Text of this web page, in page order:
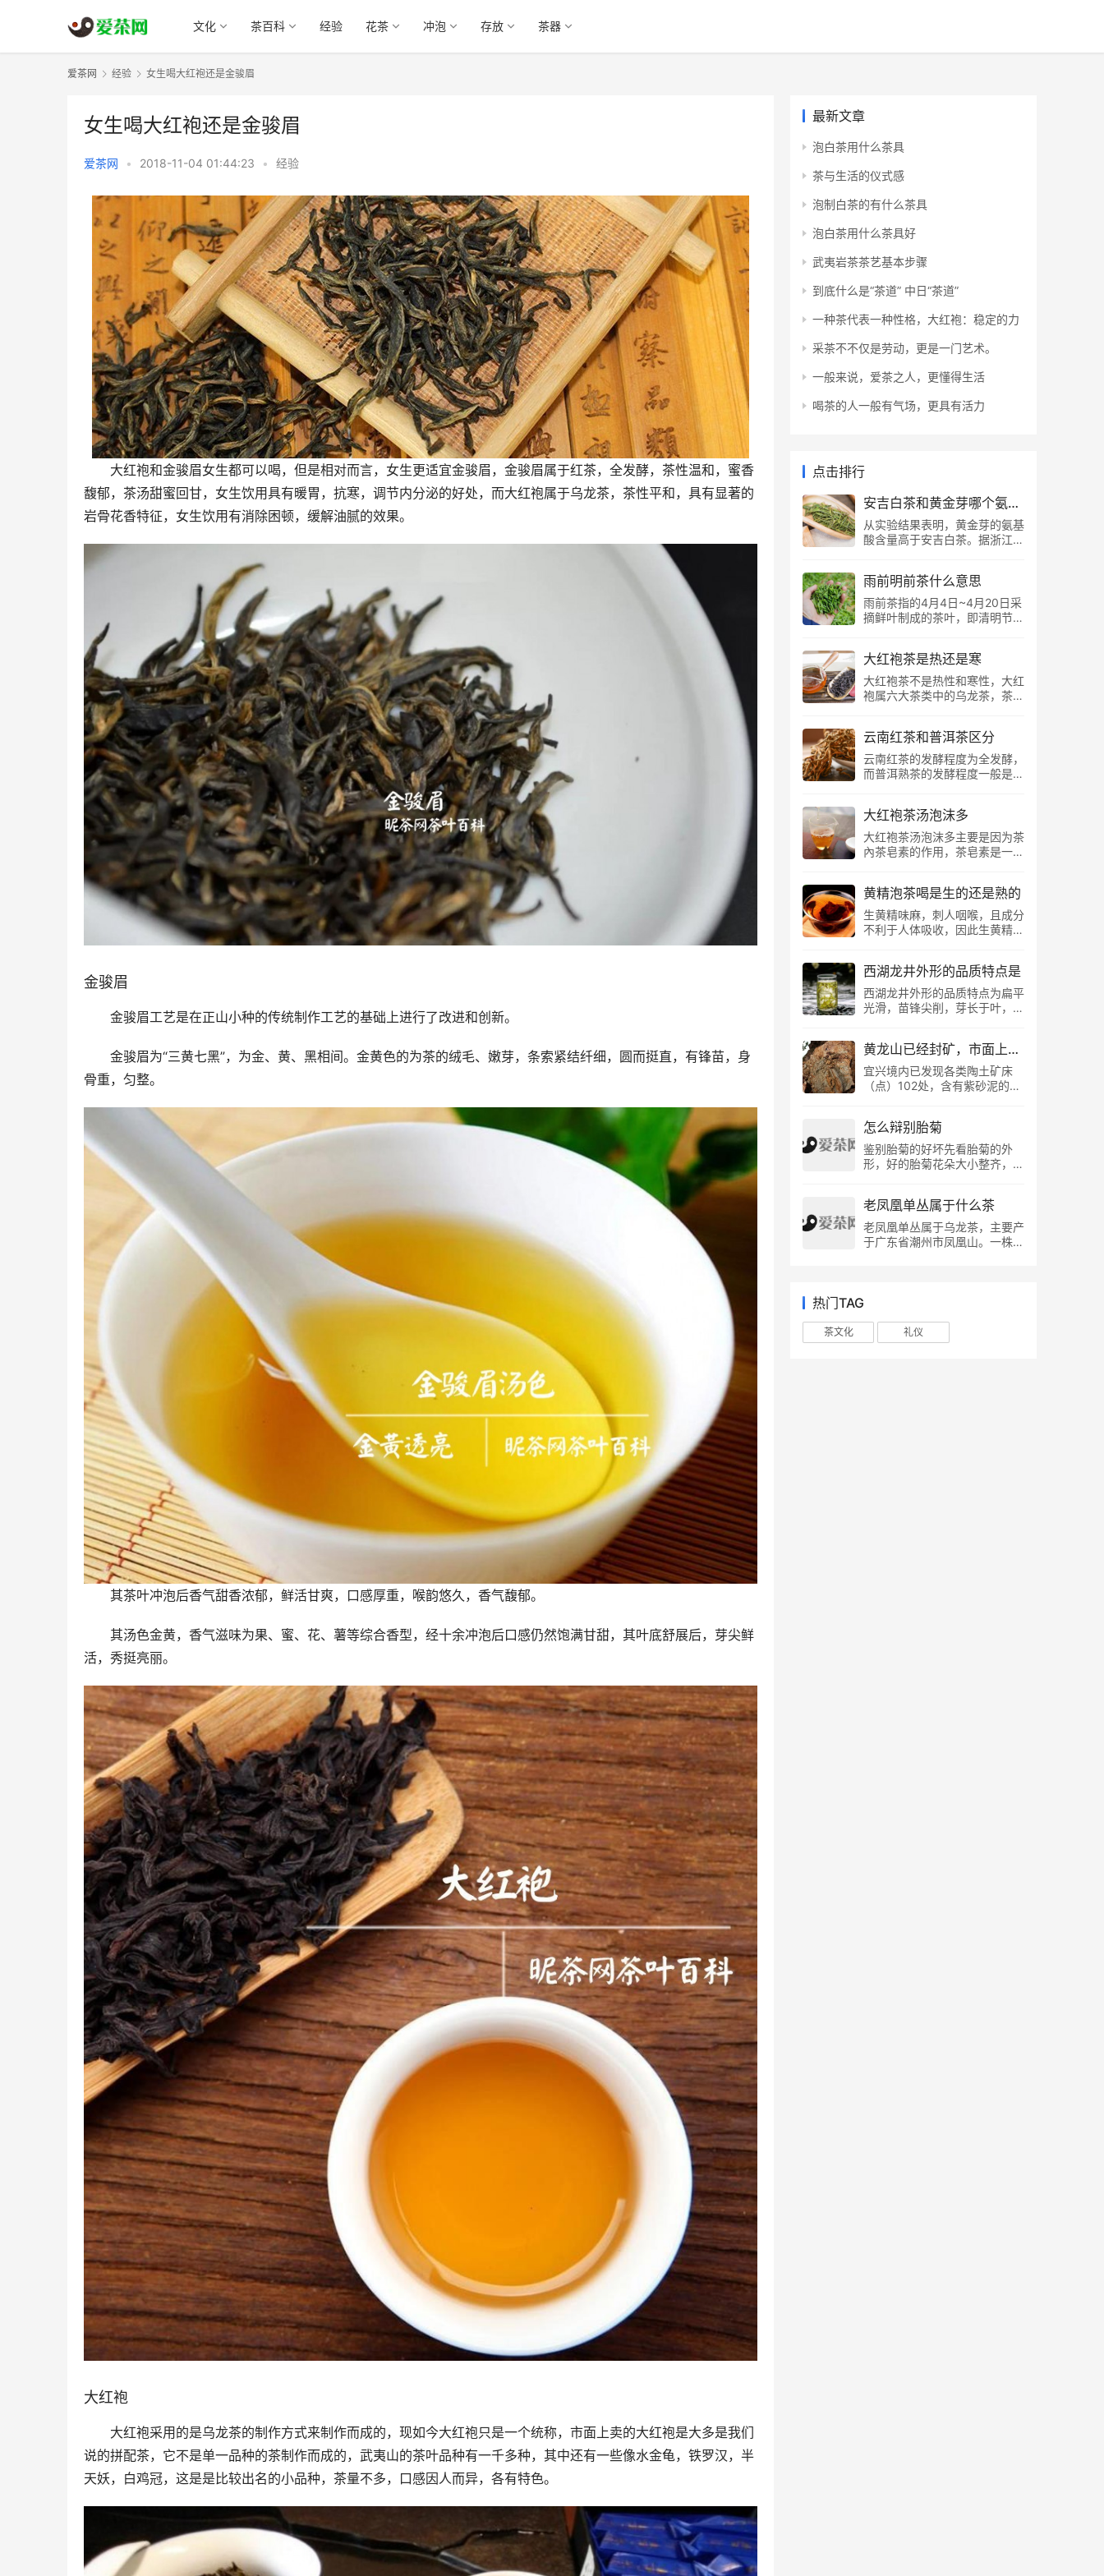
文化 茶百科 经验 花茶 冲泡 存放 茶器
爱茶网 经验 女生喝大红袍还是金骏眉
女生喝大红袍还是金骏眉
爱茶网 • 2018-11-04 01:44:23 • 经验
大红袍和金骏眉女生都可以喝，但是相对而言，女生更适宜金骏眉，金骏眉属于红茶，全发酵，茶性温和，蜜香
馥郁，茶汤甜蜜回甘，女生饮用具有暖胃，抗寒，调节内分泌的好处，而大红袍属于乌龙茶，茶性平和，具有显著的
岩骨花香特征，女生饮用有消除困顿，缓解油腻的效果。
金骏眉
金骏眉工艺是在正山小种的传统制作工艺的基础上进行了改进和创新。
金骏眉为“三黄七黑”，为金、黄、黑相间。金黄色的为茶的绒毛、嫩芽，条索紧结纤细，圆而挺直，有锋苗，身
骨重，匀整。
其茶叶冲泡后香气甜香浓郁，鲜活甘爽，口感厚重，喉韵悠久，香气馥郁。
其汤色金黄，香气滋味为果、蜜、花、薯等综合香型，经十余冲泡后口感仍然饱满甘甜，其叶底舒展后，芽尖鲜
活，秀挺亮丽。
大红袍
大红袍采用的是乌龙茶的制作方式来制作而成的，现如今大红袍只是一个统称，市面上卖的大红袍是大多是我们
说的拼配茶，它不是单一品种的茶制作而成的，武夷山的茶叶品种有一千多种，其中还有一些像水金龟，铁罗汉，半
天妖，白鸡冠，这是是比较出名的小品种，茶量不多，口感因人而异，各有特色。
最新文章
泡白茶用什么茶具
茶与生活的仪式感
泡制白茶的有什么茶具
泡白茶用什么茶具好
武夷岩茶茶艺基本步骤
到底什么是“茶道” 中日“茶道”
一种茶代表一种性格，大红袍：稳定的力
采茶不不仅是劳动，更是一门艺术。
一般来说，爱茶之人，更懂得生活
喝茶的人一般有气场，更具有活力
点击排行
安吉白茶和黄金芽哪个氨基酸高
从实验结果表明，黄金芽的氨基
酸含量高于安吉白茶。据浙江大
吉白茶氨基酸含量在6.19-
6.92%，比普通绿茶高1倍；另
根据研究测定，黄金芽中氨基酸
含量普遍高达9%，因此，对于
更高。 安吉白茶的特征 首先，
我们明确一点，安吉白茶是绿
茶。 因为是一种珍罕的变异茶
种，其加工原料采自一种嫩叶全
用绿茶的杀青、揉捻、干燥工
艺，因此属于绿茶类，与六大茶
类中的白茶毫无关系。 （安吉
白茶氨基酸含量对比图） 另“安
属于“低温敏感...
雨前明前茶什么意思
雨前茶指的4月4日~4月20日采
摘鲜叶制成的茶叶，即清明节至
制成的茶叶，在时间上，明前茶
比雨前茶更早，明前茶鲜爽甘，
雨前茶浓厚醇，但在耐泡度上，
雨前茶的耐泡度更佳。 什么是
前采制的茶叶。清明采摘，因其
芽叶细嫩，色清香绝而成为茶中
上品。 在古时，明前茶也是火
前茶，火前即明前，因为古人在
内不生火做饭，故称“寒食”，寒
食节是清明节前一天，因此“火
前茶”实际上就是“明前茶”。 清
代乾隆皇帝下江南到达杭州龙井
采...
大红袍茶是热还是寒
大红袍茶不是热性和寒性，大红
袍属六大茶类中的乌龙茶，茶性
坑、牛栏坑、大坑口、流香涧、
悟源涧等地，同时大红袍亦具有
显著的岩骨花香、柔顺、甘甜、
细腻特点。 从狭义上来说，大
树大红袍。当年送给尼克松的
茶，就是出自这六棵母树之上。
六棵茶树的产量，大家可想而
知。 据现代科学的“滴血验亲”，
丹、北斗、雀舌。但母树大红袍
早已停止了采摘，我们现在能喝
到的大红袍，是由武夷名丛无性
繁殖的推广而来。 1994年，大
正...
云南红茶和普洱茶区分
云南红茶的发酵程度为全发酵，
而普洱熟茶的发酵程度一般是五
茶口感醇厚，独具陈香且醇浓细
滑，饱满丰润；云南红多以散茶
的形式存在，而普洱熟茶则有散
茶、沱茶、砖茶、饼茶等多种形
工艺 一般来说，对于滇红茶来
说，工艺是造成红茶和熟茶区别
的最关键因素，从原料上来说，
大叶种茶可以做成普洱茶也可以
的关键就在于工艺。熟茶的制作
工艺是：鲜叶—萎凋—杀青—揉
捻—晒青—渥堆发酵—干燥—分
筛—挑拣—蒸压成形。 滇红茶
发酵...
大红袍茶汤泡沫多
大红袍茶汤泡沫多主要是因为茶
內茶皂素的作用，茶皂素是一类
PH值5.6~5.7之间呈微酸性，
具有很强的起泡力，而冲泡大红
袍时，茶內的茶皂素物质大量析
出，从而造成泡沫多的正常现
山茶科植物中含有的一类天然糖
苷化合物，是一类齐墩果烷型五
环三萜皂苷的混合物，基本结构
由皂苷元、糖体、有机酸三部分
皂苷的通性，味苦而辛辣，能起
泡，茶皂素的结晶不溶于乙醚、
氯仿、丙酮苯、石油醚等溶剂，
难溶于冷水、无水乙醇和无水甲
化碳和醋...
黄精泡茶喝是生的还是熟的
生黄精味麻，刺人咽喉，且成分
不利于人体吸收，因此生黄精不
晒），具体加工工艺为清洗、浸
泡、蒸制、晒干等步骤，加工后
的黄精色泽呈黑色，且内含物质
利于身体吸收，适宜日常饮用。
高压逐个清洗以后，再人工用刷
子一个一个仔细刷洗，以免里面
夹杂泥沙等杂质。 第二步：浸
泡 浸泡并不是常见的水泡，而
泡是让黄精充分的吸收黄酒，以
便于黄酒中的更多的酵母发酵，
又可借酒助黄酒的热性增加药
效。 第三步：蒸 蒸，是用水，
的阴。将用黄酒煮过...
西湖龙井外形的品质特点是
西湖龙井外形的品质特点为扁平
光滑，苗锋尖削，芽长于叶，色
醇，叶底嫩绿完整。 西湖龙井
茶特点： 春茶的西湖龙井和浙
江龙井外观平坦光滑，幼苗锋
利，芽比叶长，颜色浅绿色，体
明亮的。栗香或嫩栗香，但有些
茶有很高的火香；味道新鲜或醇
厚。叶子的底部是绿色的，仍然
完好无损。 其他等级的龙井
绿色到绿色再到深绿色，茶身由
小变大，茶条由光滑变粗糙。香
气由嫩而凉变为浓而粗，4级茶
开始有粗的味道。叶的底部从嫩
黄龙山已经封矿，市面上有真紫砂产品
宜兴境内已发现各类陶土矿床
（点）102处，含有紫砂泥的甲
料基地。若按每年用量万吨计
算，也可用百年以上。 虽紫砂
矿不可再生，会越用越少，但是
紫砂矿没有了是危言耸听。现在
开采，为了更加合理的利用紫砂
资源，所以市面上的紫砂壶有一
部分是真的，而大多部分也有假
的，购买的时候一定要注意，在
怎么辩别胎菊
鉴别胎菊的好坏先看胎菊的外
形，好的胎菊花朵大小整齐，没
胎菊花茶泡开后，好的胎菊花朵
舒展开来，好像活了一样，非常
有活力，生气，而差的菊花茶泡
开后则死气沉沉的。 鉴别胎
小整齐，没有碎花，没有小虫
子，干净卫生，符合安全卫生的
老凤凰单丛属于什么茶
老凤凰单丛属于乌龙茶，主要产
于广东省潮州市凤凰山。一株茶
丛茶，而凤凰单丛则是这众多优
异单丛的总称。 凤凰单丛的功
热门TAG
茶文化 礼仪